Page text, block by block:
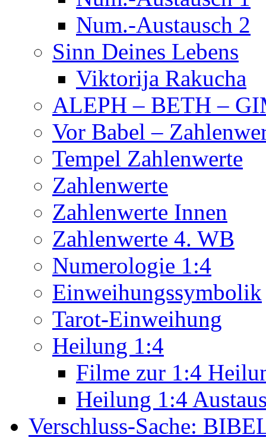
Num.-Austausch 2
Sinn Deines Lebens
Viktorija Rakucha
ALEPH – BETH –
Vor Babel –
Tempel Zahlenwerte
Zahlenwerte
Zahlenwerte Innen
Zahlenwerte 4. WB
Numerologie 1:4
Einweihungssymbolik
Tarot-Einweihung
Heilung 1:4
Filme zur 1:4
Heilung 1:4
Verschluss-Sache: